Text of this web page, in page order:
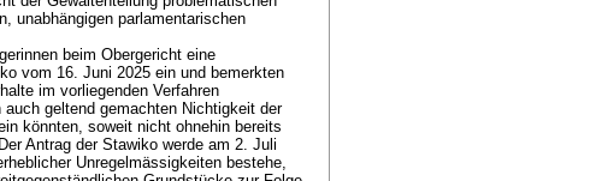
unabhängigen parlamentarischen
beim Obergericht eine
vom 16. Juni 2025 ein und bemerkten
im vorliegenden Verfahren
geltend gemachten Nichtigkeit der
könnten, soweit nicht ohnehin bereits
Antrag der Stawiko werde am 2. Juli
Unregelmässigkeiten bestehe,